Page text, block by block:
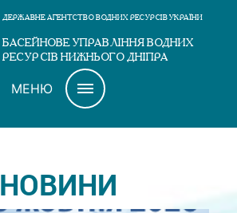
ДЕРЖАВНЕ АГЕНТСТВО ВОДНИХ РЕСУРСІВ УКРАЇНИ
БАСЕЙНОВЕ УПРАВЛІННЯ ВОДНИХ
РЕСУРСІВ НИЖНЬОГО ДНІПРА
МЕНЮ
НОВИНИ